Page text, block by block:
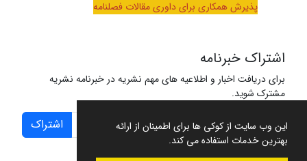
این وب سایت از کوکی ها برای اطمینان از ارائه
بهترین خدمات استفاده می کند.
پذیرش همکاری برای داوری مقالات فصلنامه
اشتراک خبرنامه
برای دریافت اخبار و اطلاعیه های مهم نشریه در خبرنامه نشریه
مشترک شوید.
اشتراک